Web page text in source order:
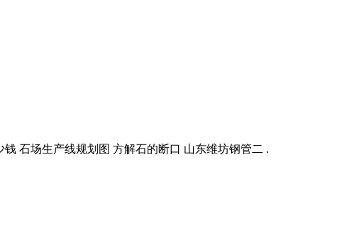
石场生产线规划图 方解石的断口 山东维坊钢管二 .